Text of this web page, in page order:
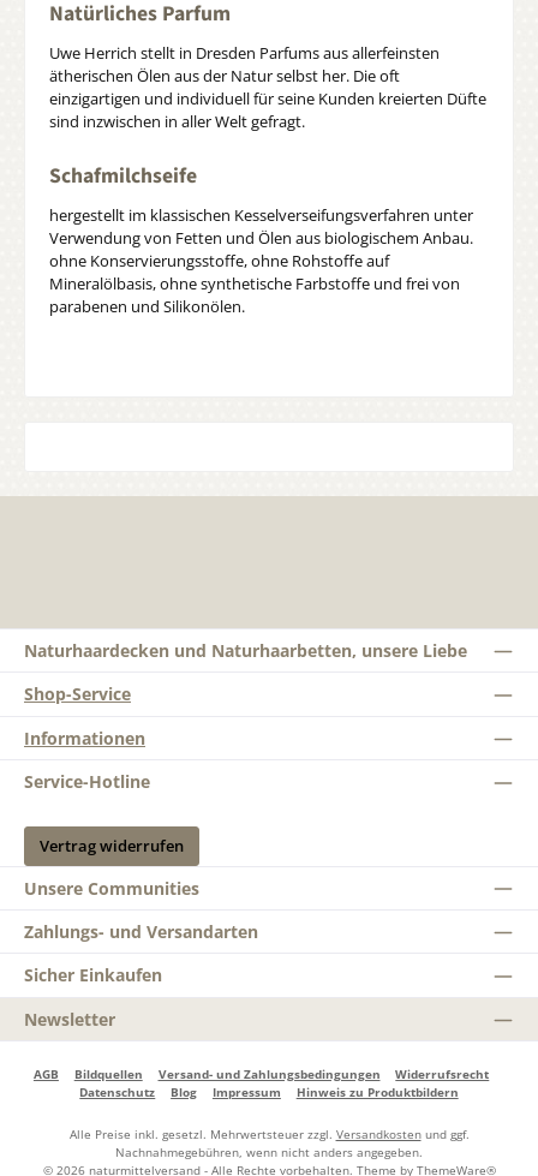
Natürliches Parfum
Uwe Herrich stellt in Dresden Parfums aus allerfeinsten
ätherischen Ölen aus der Natur selbst her. Die oft
einzigartigen und individuell für seine Kunden kreierten Düfte
sind inzwischen in aller Welt gefragt.
Schafmilchseife
hergestellt im klassischen Kesselverseifungsverfahren unter
Verwendung von Fetten und Ölen aus biologischem Anbau.
ohne Konservierungsstoffe, ohne Rohstoffe auf
Mineralölbasis, ohne synthetische Farbstoffe und frei von
parabenen und Silikonölen.
Naturhaardecken und Naturhaarbetten, unsere Liebe
Shop-Service
Informationen
Service-Hotline
Vertrag widerrufen
Unsere Communities
Zahlungs- und Versandarten
Sicher Einkaufen
Newsletter
AGB Bildquellen Versand- und Zahlungsbedingungen
Widerrufsrecht
Datenschutz
Blog Impressum Hinweis zu Produktbildern
Alle Preise inkl. gesetzl. Mehrwertsteuer zzgl. Versandkostenund ggf.
Nachnahmegebühren, wenn nicht anders angegeben.
© 2026 naturmittelversand - Alle Rechte vorbehalten. Theme by ThemeWare®